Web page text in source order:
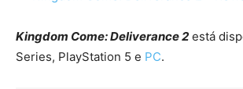
Kingdom Come: Deliverance 2 está
Series, PlayStation 5 e PC.